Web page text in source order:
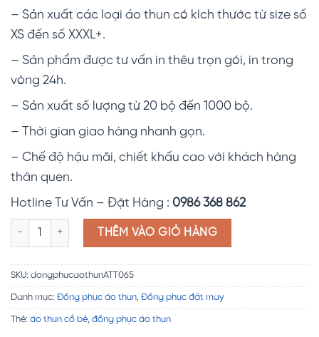
– Sản xuất các loại áo thun có kích thước từ size số
XS đến số XXXL+.
– Sản phẩm được tư vấn in thêu trọn gói, in trong
vòng 24h.
– Sản xuất số lượng từ 20 bộ đến 1000 bộ.
– Thời gian giao hàng nhanh gọn.
– Chế độ hậu mãi, chiết khấu cao với khách hàng
thân quen.
Hotline Tư Vấn – Đặt Hàng : 0986 368 862
Áo thun công ty tím than ATT065 số lượng
THÊM VÀO GIỎ HÀNG
SKU: dongphucaothunATT065
Danh mục: Đồng phục áo thun, Đồng phục đặt may
Thẻ: áo thun cổ bẻ, đồng phục áo thun